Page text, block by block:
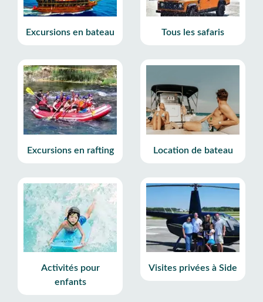
pour planifier vos journées simplement et
Excursions en bateau Tous les safaris
Excursions en rafting Location de bateau
Activités pour
enfants
Visites privées à Side